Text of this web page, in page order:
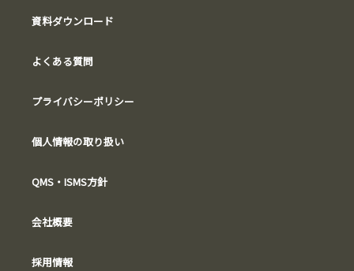
資料ダウンロード
よくある質問
プライバシーポリシー
個人情報の取り扱い
QMS・ISMS方針
会社概要
採用情報